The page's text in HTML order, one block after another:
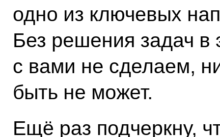
одно из ключевых
Без решения задач в
с вами не сделаем,
быть не может.
Ещё раз подчеркну,